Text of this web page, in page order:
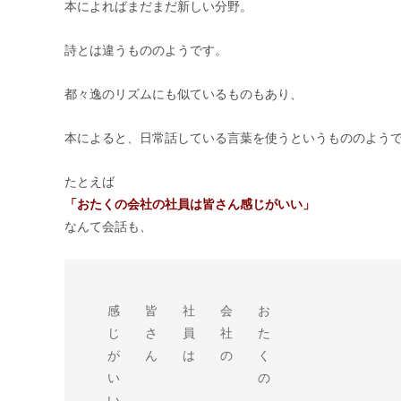
本によればまだまだ新しい分野。
詩とは違うもののようです。
都々逸のリズムにも似ているものもあり、
本によると、日常話している言葉を使うというもののよう
たとえば
「おたくの会社の社員は皆さん感じがいい」
なんて会話も、
感　　皆　　社　　会　　お
じ　　さ　　員　　社　　た
が　　ん　　は　　の　　く
い　　　　　　　　　　　の